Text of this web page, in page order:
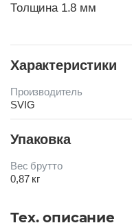
Толщина 1.8 мм
Характеристики
Производитель
SVIG
ЧЕРНЫЙ
Упаковка
Вес брутто
0,87 кг
Тех. описание